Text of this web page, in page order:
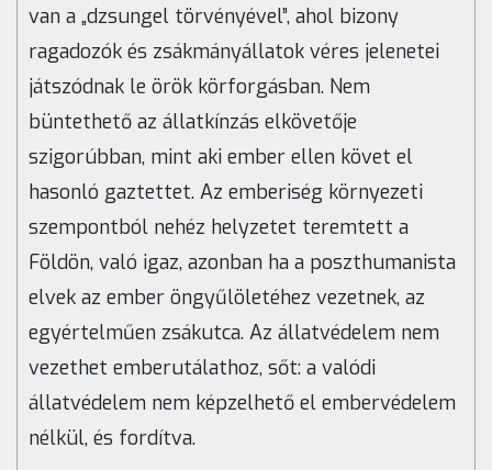
van a „dzsungel törvényével”, ahol bizony
ragadozók és zsákmányállatok véres jelenetei
játszódnak le örök körforgásban. Nem
büntethető az állatkínzás elkövetője
szigorúbban, mint aki ember ellen követ el
hasonló gaztettet. Az emberiség környezeti
szempontból nehéz helyzetet teremtett a
Földön, való igaz, azonban ha a poszthumanista
elvek az ember öngyűlöletéhez vezetnek, az
egyértelműen zsákutca. Az állatvédelem nem
vezethet emberutálathoz, sőt: a valódi
állatvédelem nem képzelhető el embervédelem
nélkül, és fordítva.